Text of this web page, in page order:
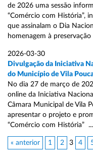
de 2026 uma sessão
“Comércio com História”,
que assinalam o Dia
homenagem à
2026-03-30
Divulgação da Iniciativa
do Município de Vila
No dia 27 de março de
online da Iniciativa
Câmara Municipal de Vila
apresentar o projeto e
“Comércio com História” ...
« anterior 1 2 3 4